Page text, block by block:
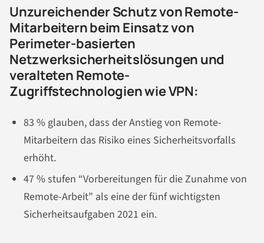
Unzureichender Schutz von Remote-
Mitarbeitern beim Einsatz von
Perimeter-basierten
Netzwerksicherheitslösungen und
veralteten Remote-
Zugriffstechnologien wie VPN:
83 % glauben, dass der Anstieg von Remote-
Mitarbeitern das Risiko eines Sicherheitsvorfalls
erhöht.
47 % stufen “Vorbereitungen für die Zunahme von
Remote-Arbeit” als eine der fünf wichtigsten
Sicherheitsaufgaben 2021 ein.